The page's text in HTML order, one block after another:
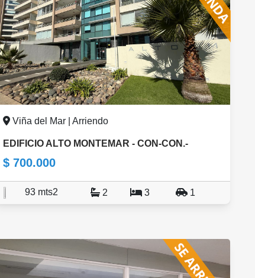
Viña del Mar | Arriendo
EDIFICIO ALTO MONTEMAR - CON-CON.-
$ 700.000
93 mts2 2 3 1